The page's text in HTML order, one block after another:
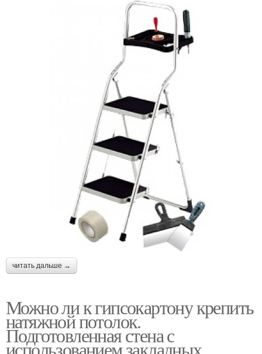
читать дальше →
Можно ли к гипсокартону крепить
натяжной потолок.
Подготовленная стена с
использованием закладных